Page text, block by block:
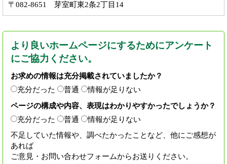
〒082-8651 芽室町東2条2丁目14
より良いホームページにするためにアンケート
にご協力ください。
お求めの情報は充分掲載されていましたか？
充分だった
普通
情報が足りない
ページの構成や内容、表現はわかりやすかったでしょうか？
充分だった
普通
情報が足りない
不足していた情報や、調べたかったことなど、他にご感想が
あれば
ご意見・お問い合わせフォームからお送りください。